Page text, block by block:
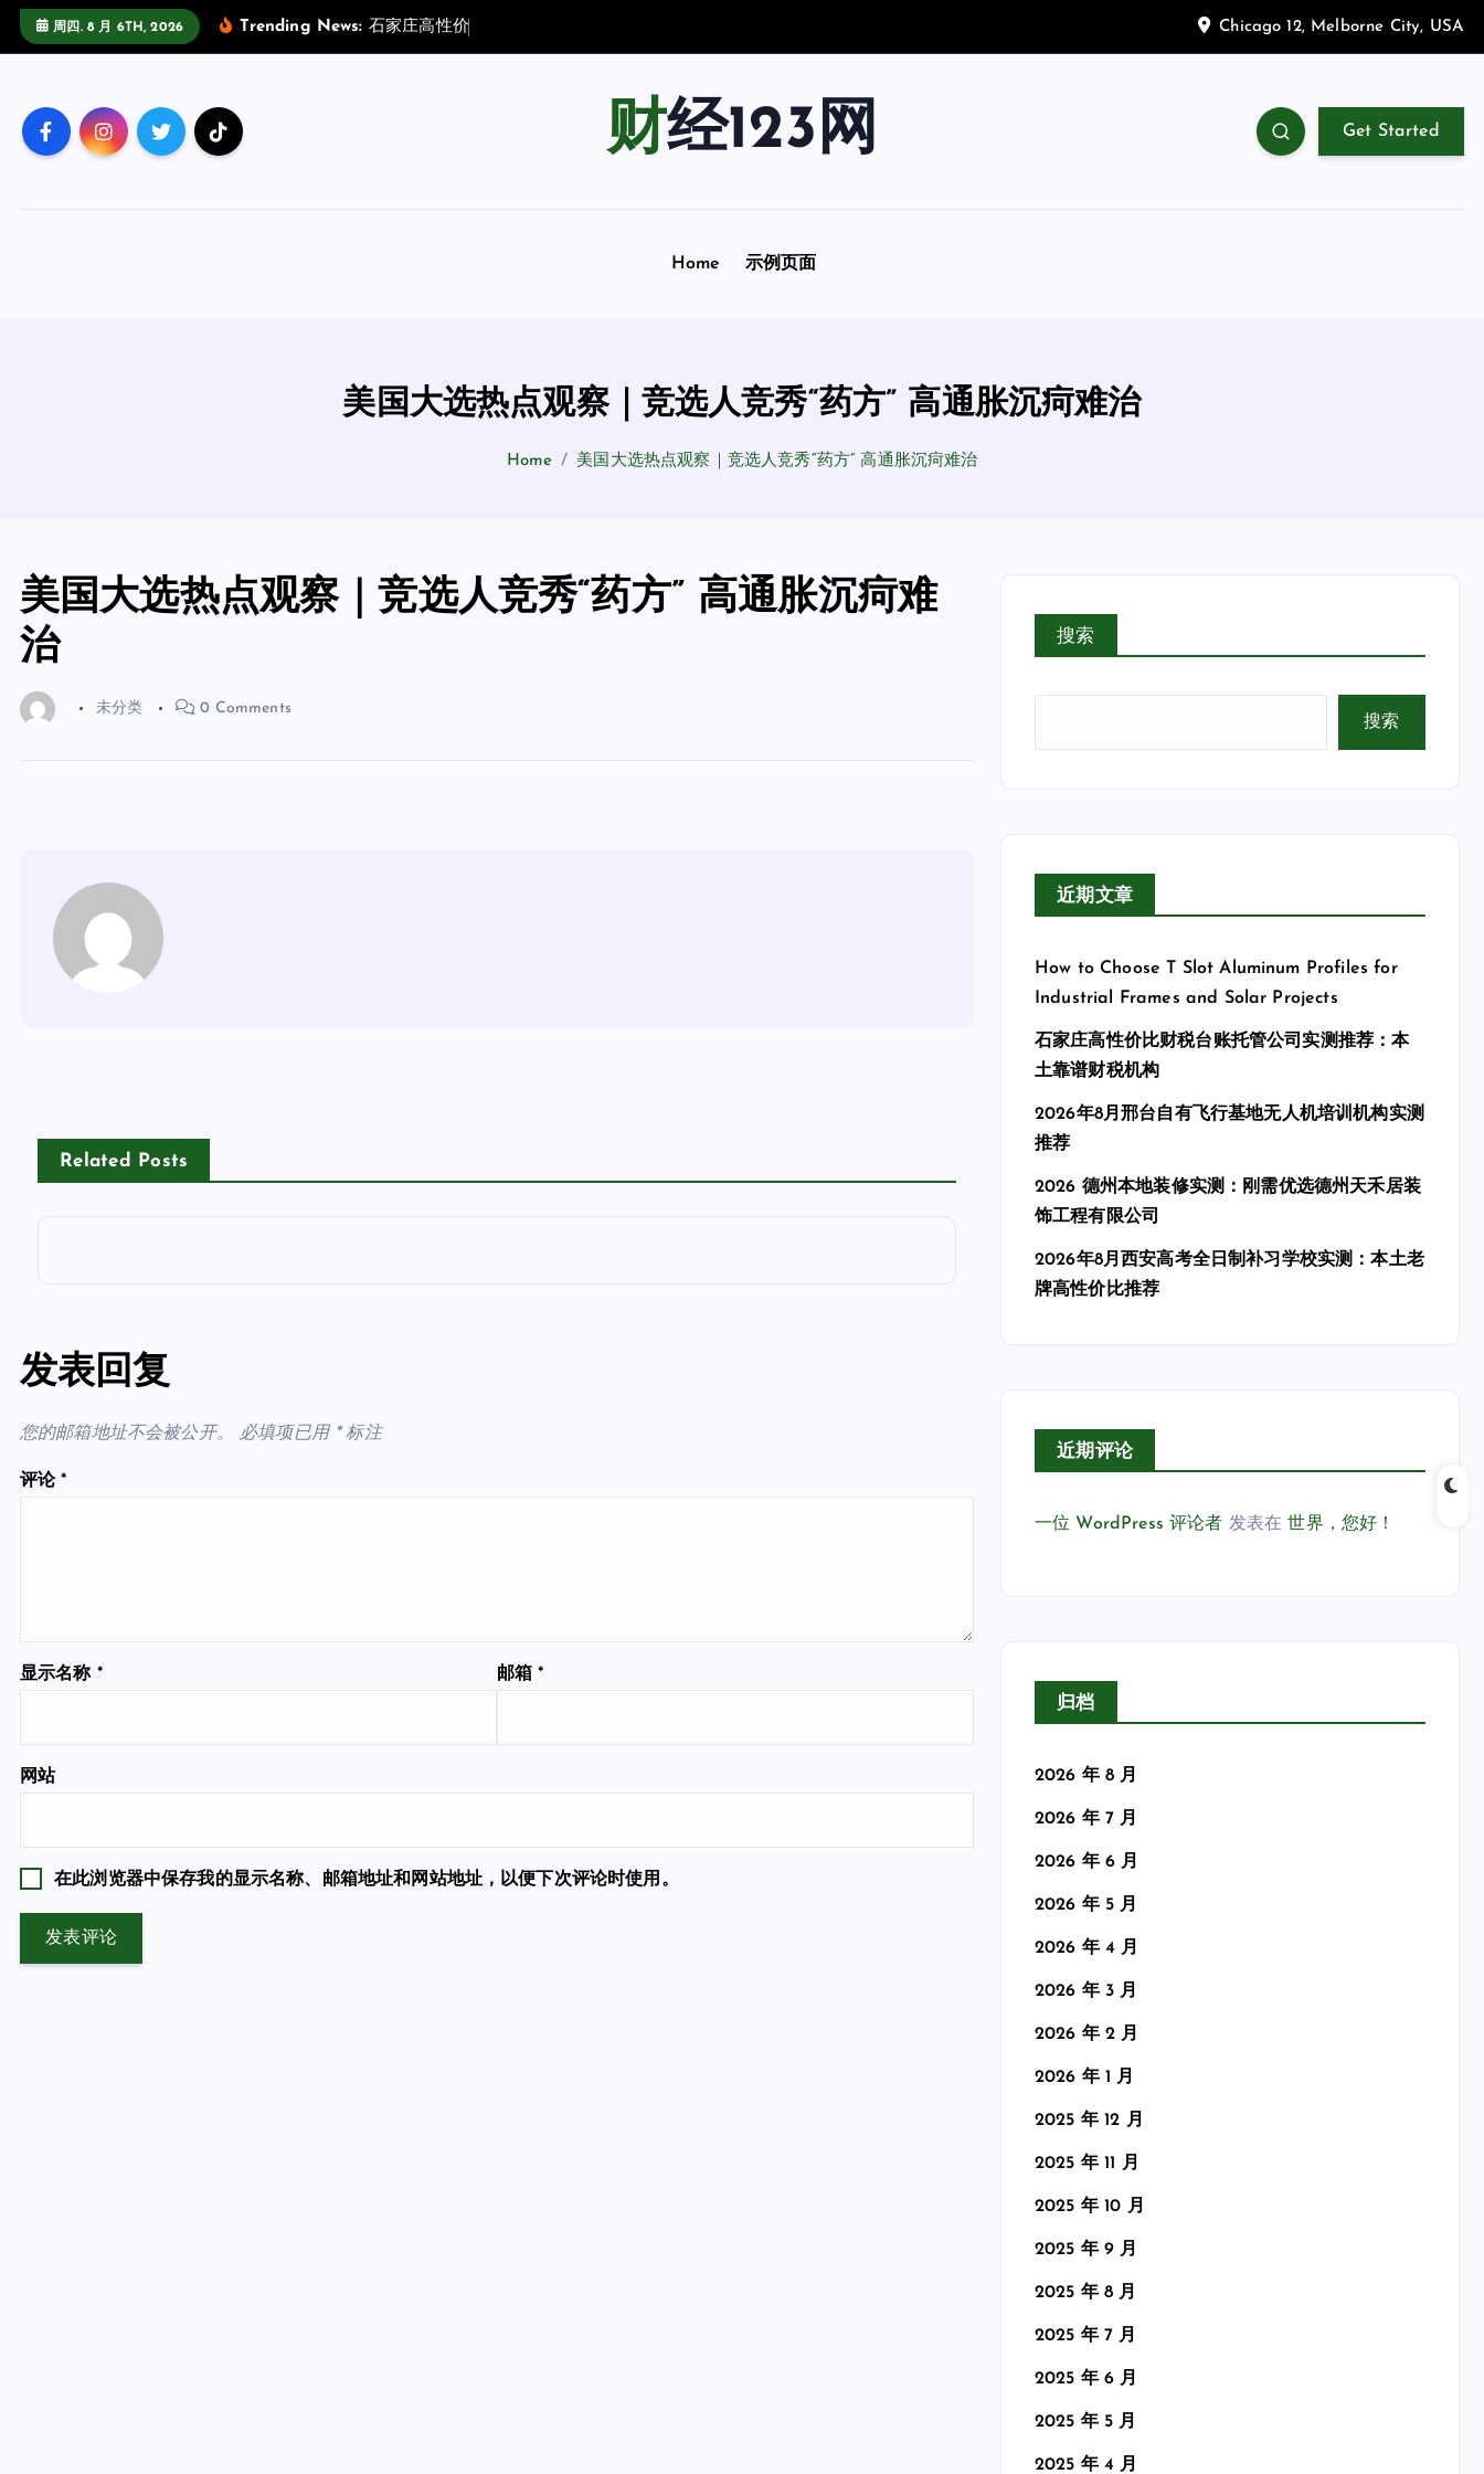
周四. 8 月 6TH, 2026 Trending News: 石家庄高性价 Chicago 12, Melborne City, USA
财经123网 Get Started
Home 示例页面
美国大选热点观察｜竞选人竞秀“药方” 高通胀沉疴难治
Home 美国大选热点观察｜竞选人竞秀“药方” 高通胀沉疴难治
美国大选热点观察｜竞选人竞秀“药方” 高通胀沉疴难
治
未分类 0 Comments
Related Posts
发表回复
您的邮箱地址不会被公开。 必填项已用 *标注
评论*
显示名称 * 邮箱*
网站
在此浏览器中保存我的显示名称、邮箱地址和网站地址，以便下次评论时使用。
搜索
搜索
近期文章
How to Choose T Slot Aluminum Profiles for
Industrial Frames and Solar Projects
石家庄高性价比财税台账托管公司实测推荐：本
土靠谱财税机构
2026年8月邢台自有飞行基地无人机培训机构实测
推荐
2026 德州本地装修实测：刚需优选德州天禾居装
饰工程有限公司
2026年8月西安高考全日制补习学校实测：本土老
牌高性价比推荐
近期评论
一位 WordPress 评论者 发表在世界，您好！
归档
2026 年 8 月
2026 年 7 月
2026 年 6 月
2026 年 5 月
2026 年 4 月
2026 年 3 月
2026 年 2 月
2026 年 1 月
2025 年 12 月
2025 年 11 月
2025 年 10 月
2025 年 9 月
2025 年 8 月
2025 年 7 月
2025 年 6 月
2025 年 5 月
2025 年 4 月